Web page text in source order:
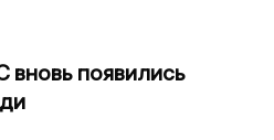
вновь появились